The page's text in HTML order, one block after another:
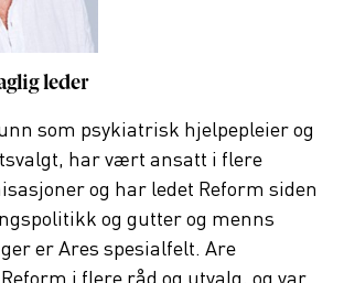
leder
som psykiatrisk hjelpepleier og
har vært ansatt i flere
og har ledet Reform siden
og gutter og menns
er Ares spesialfelt. Are